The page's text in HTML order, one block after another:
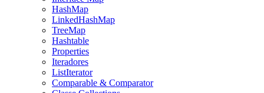
HashMap
LinkedHashMap
TreeMap
Hashtable
Properties
Iteradores
ListIterator
Comparable & Comparator